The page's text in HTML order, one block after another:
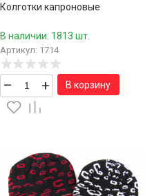
Колготки капроновые
В наличии: 1813 шт.
Артикул: 1714
– + В корзину